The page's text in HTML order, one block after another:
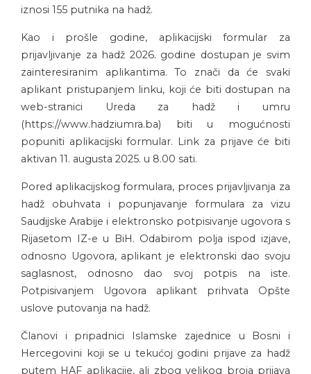
iznosi 155 putnika na hadž.
Kao i prošle godine, aplikacijski formular za
prijavljivanje za hadž 2026. godine dostupan je svim
zainteresiranim aplikantima. To znači da će svaki
aplikant pristupanjem linku, koji će biti dostupan na
web-stranici Ureda za hadž i umru
(https://www.hadziumra.ba) biti u mogućnosti
popuniti aplikacijski formular. Link za prijave će biti
aktivan 11. augusta 2025. u 8.00 sati.
Pored aplikacijskog formulara, proces prijavljivanja za
hadž obuhvata i popunjavanje formulara za vizu
Saudijske Arabije i elektronsko potpisivanje ugovora s
Rijasetom IZ-e u BiH. Odabirom polja ispod izjave,
odnosno Ugovora, aplikant je elektronski dao svoju
saglasnost, odnosno dao svoj potpis na iste.
Potpisivanjem Ugovora aplikant prihvata Opšte
uslove putovanja na hadž.
Članovi i pripadnici Islamske zajednice u Bosni i
Hercegovini koji se u tekućoj godini prijave za hadž
putem HAF aplikacije, ali zbog velikog broja prijava